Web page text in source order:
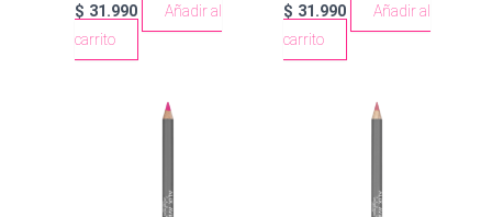
$ 31.990
Añadir al
carrito
$ 31.990
Añadir al
carrito